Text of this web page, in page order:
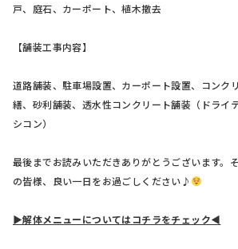
戸、庭石、カーポート、植木撤去
【舗装工事内容】
道路舗装、駐車場設置、カーポート設置、コンク
繕、砂利舗装、透水性コンクリート舗装（ドライ
シコン）
最後までお読みいただきありがとうございます。
の皆様、良い一日をお過ごしください♪
▶解体メニューについてはコチラをチェック◀